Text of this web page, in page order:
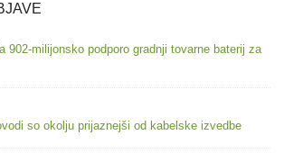
902-milijonsko podporo gradnji tovarne baterij za
so okolju prijaznejši od kabelske izvedbe